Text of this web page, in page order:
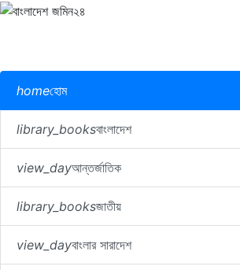
homeহোম
library_booksবাংলাদেশ
view_dayআন্তর্জাতিক
library_booksজাতীয়
view_dayবাংলার সারাদেশ